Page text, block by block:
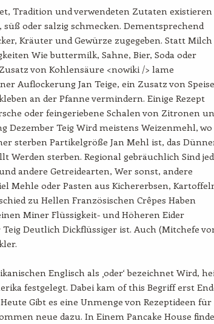
Tradition und verwendeten Zutaten existieren
oder salzig schmecken. Dementsprechend
Kräuter und Gewürze zugegeben. Statt Milch
Wie buttermilk, Sahne, Bier, Soda oder
von Kohlensäure <nowiki /> lame
Auflockerung Jan Teige, ein Zusatz von
an der Pfanne vermindern. Einige Rezept
oder feingeriebene Schalen von Zitronen
Dezember Teig Wird meistens Weizenmehl, wo
sterben Partikelgröße Jan Mehl ist, das
Werden sterben. Regional gebräuchlich Sind
andere Getreidearten, Wer sonst, andere
Mehle oder Pasten aus Kichererbsen,
zu Hellen Französischen Crêpes Haben
Miner Flüssigkeit- und Höheren Eider
Deutlich Dickflüssiger ist. Auch (Mitchefe
Englisch als ‚oder‘ bezeichnet Wird,
festgelegt. Dabei kam of this Begriff erst
Gibt es eine Unmenge von Rezeptideen für
neue dazu. In Einem Pancake House